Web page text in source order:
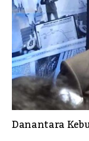
Danantara